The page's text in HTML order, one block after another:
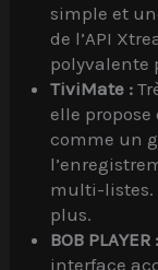
simple et
de l’API
polyvalente
TiviMate :
elle
comme un
multi-listes.
plus.
BOB PLAYER :
interface